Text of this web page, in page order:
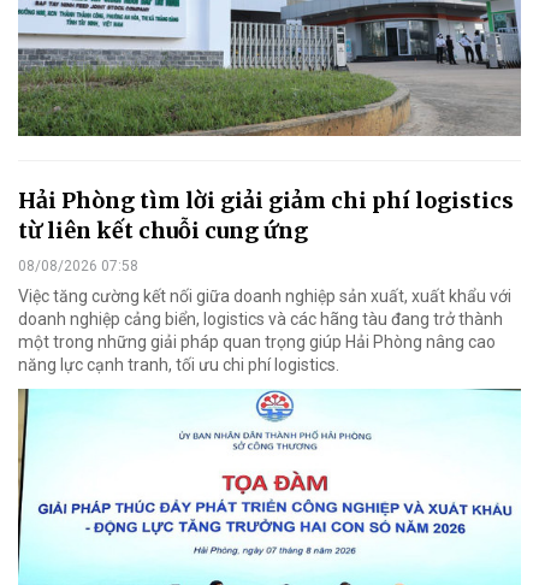
Hải Phòng tìm lời giải giảm chi phí logistics
từ liên kết chuỗi cung ứng
08/08/2026 07:58
Việc tăng cường kết nối giữa doanh nghiệp sản xuất, xuất khẩu với
doanh nghiệp cảng biển, logistics và các hãng tàu đang trở thành
một trong những giải pháp quan trọng giúp Hải Phòng nâng cao
năng lực cạnh tranh, tối ưu chi phí logistics.